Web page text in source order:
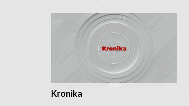
Kronika